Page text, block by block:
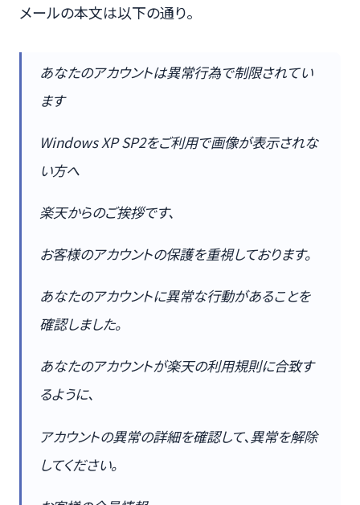
メールの本文は以下の通り。
あなたのアカウントは異常行為で制限されてい
ます
Windows XP SP2をご利用で画像が表示されな
い方へ
楽天からのご挨拶です、
お客様のアカウントの保護を重視しております。
あなたのアカウントに異常な行動があることを
確認しました。
あなたのアカウントが楽天の利用規則に合致す
るように、
アカウントの異常の詳細を確認して、異常を解除
してください。